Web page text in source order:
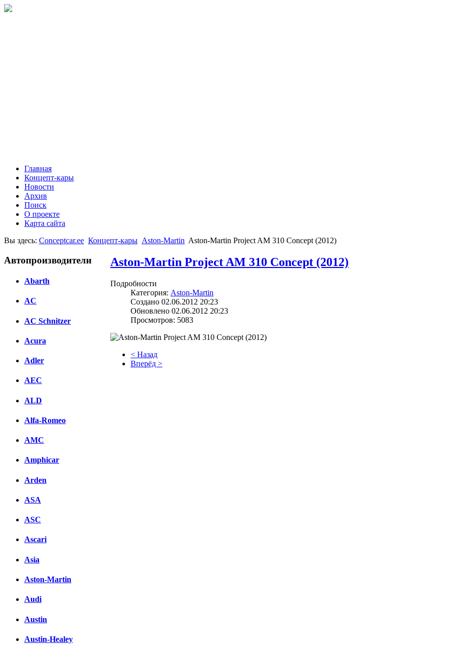
Главная
Концепт-кары
Новости
Архив
Поиск
О проекте
Карта сайта
Вы здесь: Conceptcar.ee Концепт-кары Aston-Martin Aston-Martin Project AM 310 Concept (2012)
Автопроизводители
Abarth
AC
AC Schnitzer
Acura
Adler
AEC
ALD
Alfa-Romeo
AMC
Amphicar
Arden
ASA
ASC
Ascari
Asia
Aston-Martin
Audi
Austin
Austin-Healey
Aston-Martin Project AM 310 Concept (2012)
Подробности
Категория: Aston-Martin
Создано 02.06.2012 20:23
Обновлено 02.06.2012 20:23
Просмотров: 5083
< Назад
Вперёд >